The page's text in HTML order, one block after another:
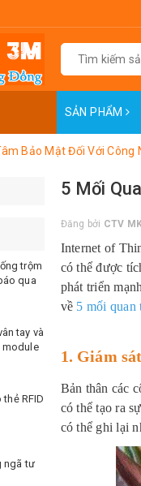
SẢN PHẨM
Bảo Mật Đối Với Công
5 Mối
Đăng bởi CTV
Internet of
có thể được
phát triển
về 5 mối quan
1. Giám
Bản thân các
có thể tạo ra
có thể ghi lại
trộm
qua
tay và
module
RFID
ngã tư